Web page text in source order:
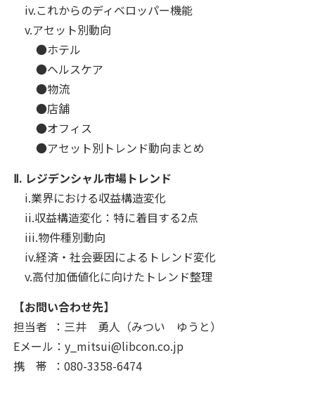
iv.これからのディベロッパー機能
v.アセット別動向
●ホテル
●ヘルスケア
●物流
●店舗
●オフィス
●アセット別トレンド動向まとめ
Ⅱ. レジデンシャル市場トレンド
i.業界における収益構造変化
ii.収益構造変化：特に着目する2点
iii.物件種別動向
iv.経済・社会要因によるトレンド変化
v.高付加価値化に向けたトレンド整理
【お問い合わせ先】
担当者 ：三井 勇人（みつい ゆうと）
Eメール：y_mitsui@libcon.co.jp
携 帯 ：080-3358-6474